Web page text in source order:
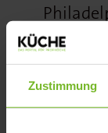
Zustimmung